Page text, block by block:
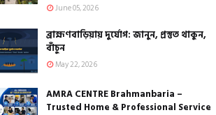
June 05, 2026
ব্রাহ্মণবাড়িয়ায় দুর্যোগ: জানুন, প্রস্তুত থাকুন,
বাঁচুন
May 22, 2026
AMRA CENTRE Brahmanbaria –
Trusted Home & Professional Service